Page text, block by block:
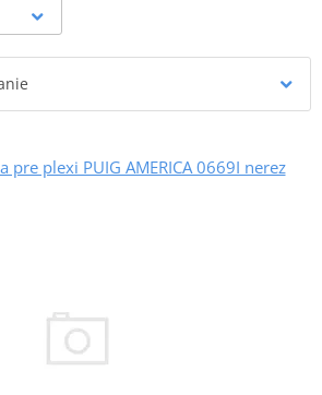
pre plexi PUIG AMERICA 0669I nerez